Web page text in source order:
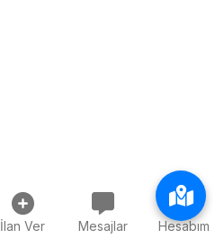
İlan Ver Mesajlar Hesabım